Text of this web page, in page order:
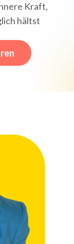
Kraft,
hältst